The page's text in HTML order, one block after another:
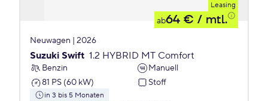
Leasing
ab64 € / mtl.
Neuwagen | 2026
Suzuki Swift 1.2 HYBRID MT Comfort
Benzin
Manuell
81 PS (60 kW)
Stoff
in 3 bis 5 Monaten